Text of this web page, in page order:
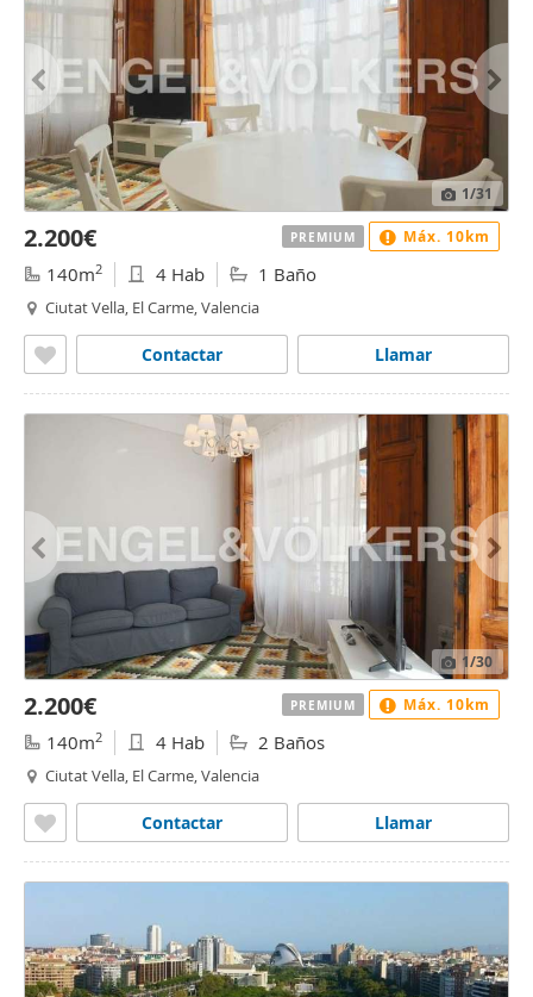
1/31
2.200€
140m2 4 Hab 1 Baño
Ciutat Vella, El Carme, Valencia
Llamar
Contactar
PREMIUM Máx. 10km
1/30
2.200€
140m2 4 Hab 2 Baños
Ciutat Vella, El Carme, Valencia
Llamar
Contactar
PREMIUM Máx. 10km